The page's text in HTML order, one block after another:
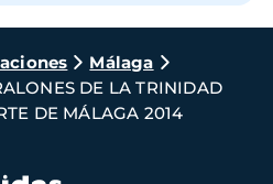
Málaga
DE LA TRINIDAD
DE MÁLAGA 2014